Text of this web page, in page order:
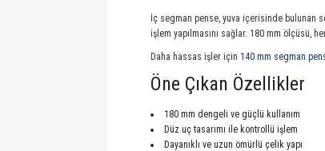
İç segman pense, yuva içerisinde bulunan
işlem yapılmasını sağlar. 180 mm
Daha hassas işler için 140 mm segman
Öne Çıkan Özellikler
180 mm dengeli ve güçlü kullanım
Düz uç tasarımı ile kontrollü işlem
Dayanıklı ve uzun ömürlü çelik yapı